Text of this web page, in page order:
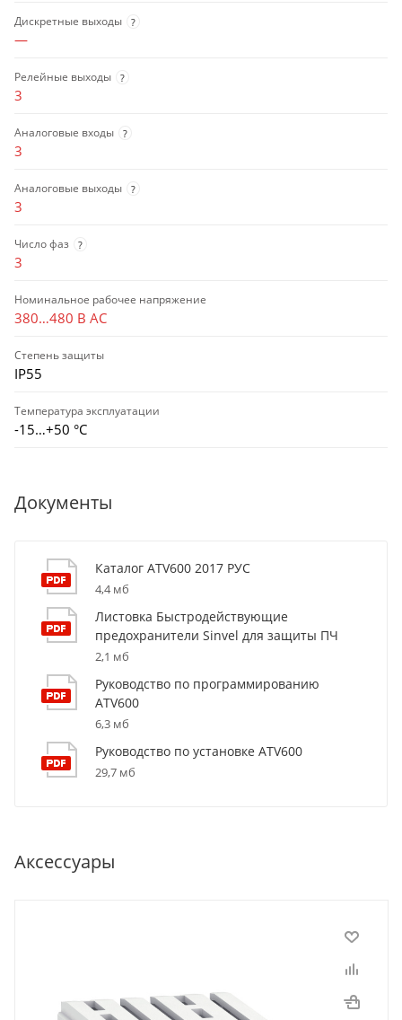
Дискретные выходы ?
—
Релейные выходы ?
3
Аналоговые входы ?
3
Аналоговые выходы ?
3
Число фаз ?
3
Номинальное рабочее напряжение
380…480 В AC
Степень защиты
IP55
Температура эксплуатации
-15…+50 °С
Документы
Каталог ATV600 2017 РУС
4,4 мб
Листовка Быстродействующие
предохранители Sinvel для защиты ПЧ
2,1 мб
Руководство по программированию
ATV600
6,3 мб
Руководство по установке ATV600
29,7 мб
Аксессуары